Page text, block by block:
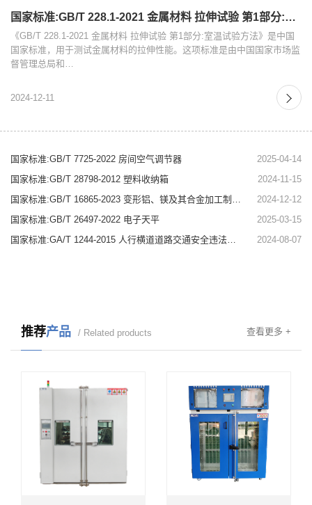
国家标准:GB/T 228.1-2021 金属材料 拉伸试验 第1部分:室温试验方法
《GB/T 228.1-2021 金属材料 拉伸试验 第1部分:室温试验方法》是中国
国家标准，用于测试金属材料的拉伸性能。这项标准是由中国国家市场监
督管理总局和…
2024-12-11
国家标准:GB/T 7725-2022 房间空气调节器
2025-04-14
国家标准:GB/T 28798-2012 塑料收纳箱
2024-11-15
国家标准:GB/T 16865-2023 变形铝、镁及其合金加工制品拉伸试验用试样及方法
2024-12-12
国家标准:GB/T 26497-2022 电子天平
2025-03-15
国家标准:GA/T 1244-2015 人行横道道路交通安全违法行为监测记录系统通用技术条件
2024-08-07
推荐产品 / Related products 查看更多 +